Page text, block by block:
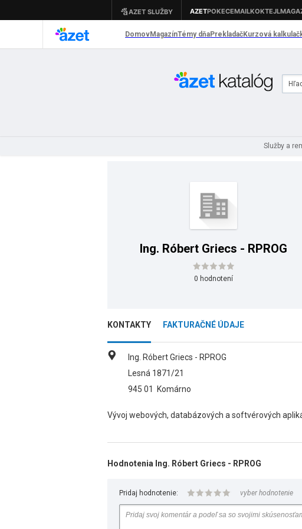
Služby a
Ing. Róbert Griecs - RPROG
0 hodnotení
KONTAKTY FAKTURAČNÉ ÚDAJE
Ing. Róbert Griecs - RPROG
Lesná 1871/21
945 01
Komárno
Vývoj webových, databázových a softvérových
Hodnotenia Ing. Róbert Griecs - RPROG
Pridaj hodnotenie: vyber hodnotenie